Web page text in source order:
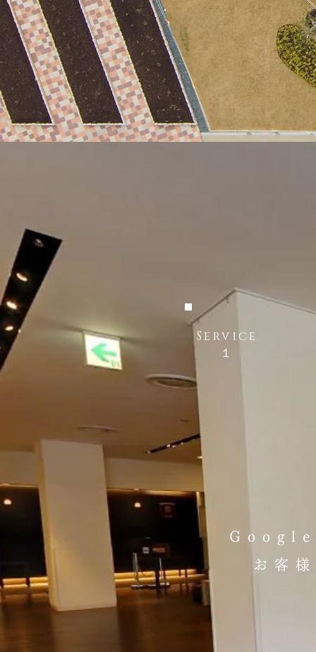
Service
​１
Google
お客